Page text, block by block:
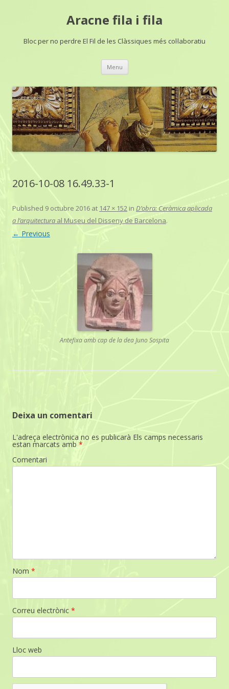
Aracne fila i fila
Bloc per no perdre El Fil de les Clàssiques més col·laboratiu
Menu Skip
2016-10-08 16.49.33-1
Published 9 octubre 2016 at 147 × 152 in D’obra: Ceràmica aplicada
a l’arquitectura al Museu del Disseny de Barcelona.
← Previous
Antefixa amb cap de la dea Juno Sospita
Deixa un comentari
L'adreça electrònica no es publicarà Els camps necessaris
estan marcats amb *
Comentari
Nom *
Correu electrònic *
Lloc web